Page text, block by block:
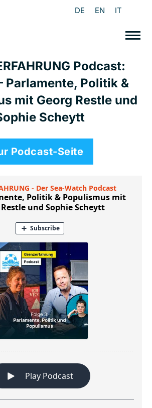
DE EN IT
Podcast:
Parlamente, Politik &
mit Georg Restle und
Scheytt
Podcast-Seite